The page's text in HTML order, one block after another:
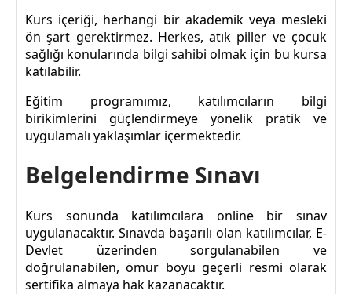
Kurs içeriği, herhangi bir akademik veya mesleki
ön şart gerektirmez. Herkes, atık piller ve çocuk
sağlığı konularında bilgi sahibi olmak için bu kursa
katılabilir.
Eğitim programımız, katılımcıların bilgi
birikimlerini güçlendirmeye yönelik pratik ve
uygulamalı yaklaşımlar içermektedir.
Belgelendirme Sınavı
Kurs sonunda katılımcılara online bir sınav
uygulanacaktır. Sınavda başarılı olan katılımcılar, E-
Devlet üzerinden sorgulanabilen ve
doğrulanabilen, ömür boyu geçerli resmi olarak
sertifika almaya hak kazanacaktır.